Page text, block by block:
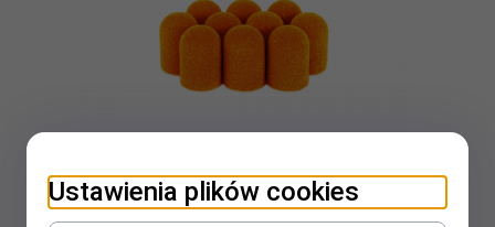
Ustawienia plików cookies